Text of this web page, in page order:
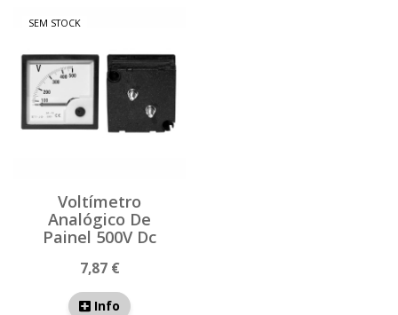
SEM STOCK
Voltímetro
Analógico De
Painel 500V Dc
7,87 €
Info